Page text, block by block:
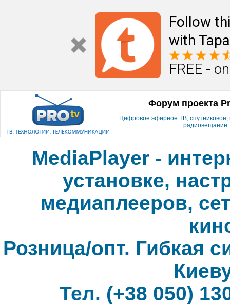
Follow
with
FREE -
Форум проекта
Цифровое эфирное ТВ, спутниковое,
радиовещание
MediaPlayer -
установке,
медиаплееров,
Розница/опт. Гибкая
Тел. (+38 050)